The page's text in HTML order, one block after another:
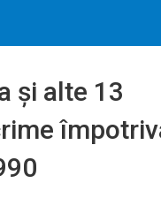
şi alte 13